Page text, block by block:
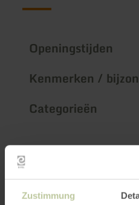
Zustimmung
Openingstijden
Kenmerken /
Categorieën
Impressies